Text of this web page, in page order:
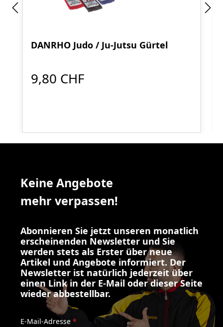
DANRHO Judo / Ju-Jutsu Gürtel
9,80 CHF
Keine Angebote
mehr verpassen!
Abonnieren Sie jetzt unseren monatlich
erscheinenden Newsletter und Sie
werden stets als Erster über neue
Artikel und Angebote informiert. Der
Newsletter ist natürlich jederzeit über
einen Link in der E-Mail oder dieser Seite
wieder abbestellbar.
E-Mail-Adresse *